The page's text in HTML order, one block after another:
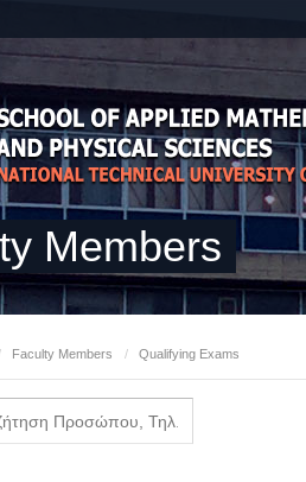
Members
Faculty Members / Qualifying Exams